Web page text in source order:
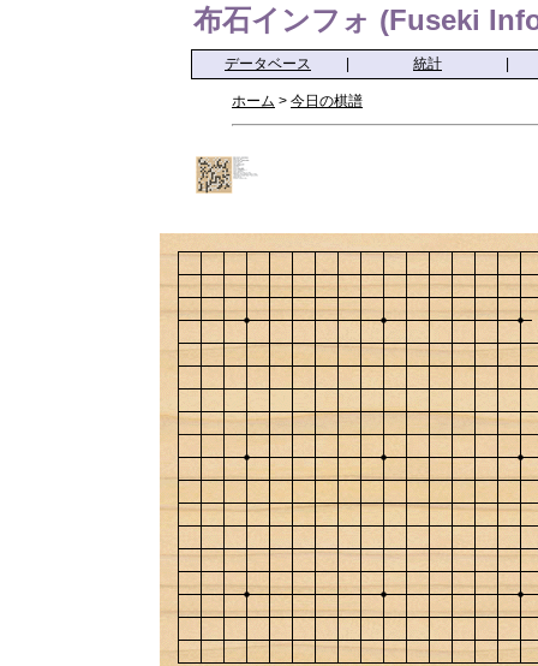
布石インフォ (Fuseki
データベース 統計
ホーム > 今日の棋譜